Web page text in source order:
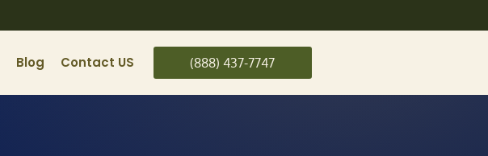
Blog Contact US (888) 437-7747